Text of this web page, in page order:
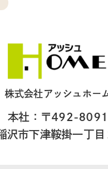
株式会社アッシュホー
本社：〒492-8091
沢市下津鞍掛一丁目